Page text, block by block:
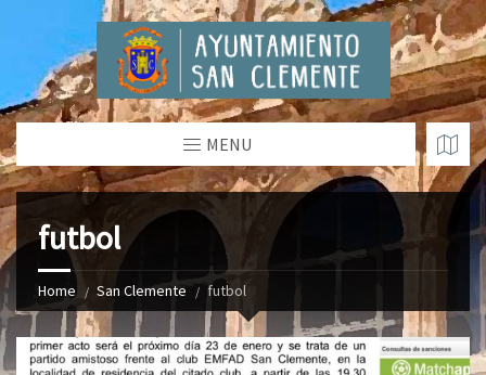
MENU
futbol
Home San Clemente futbol